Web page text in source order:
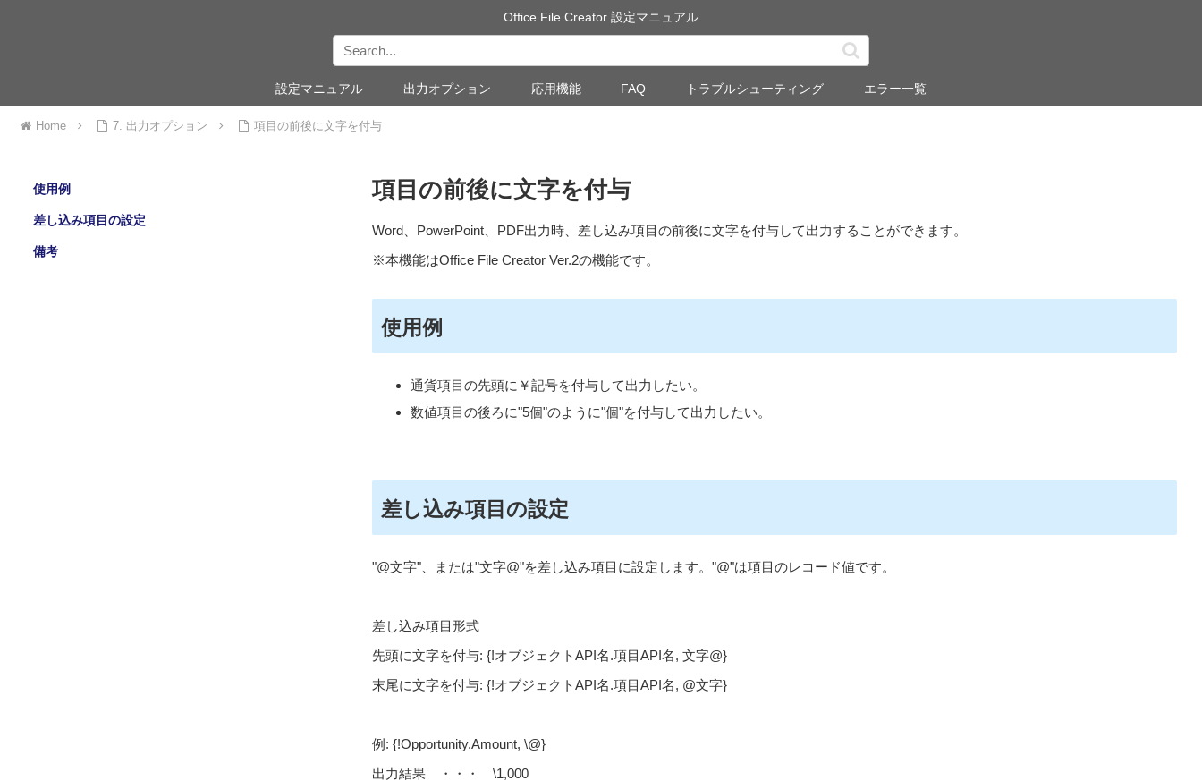
Office File Creator 設定マニュアル
設定マニュアル 出力オプション 応用機能 FAQ トラブルシューティング エラー一覧
Home 7. 出力オプション 項目の前後に文字を付与
項目の前後に文字を付与
Word、 PowerPoint、 PDF出力時、差し込み項目の前後に文字を付与して出力することができます。
※本機能はOffice File Creator Ver.2の機能です。
使用例
通貨項目の先頭に￥記号を付与して出力したい。
数値項目の後ろに"5個"のように"個"を付与して出力したい。
差し込み項目の設定
"@文字"、または"文字@"を差し込み項目に設定します。 "@"は項目のレコード値です。
差し込み項目形式
先頭に文字を付与: {!オブジェクトAPI名.項目API名, 文字@}
末尾に文字を付与: {!オブジェクトAPI名.項目API名, @文字}
例: {!Opportunity.Amount, \@}
出力結果 ・・・ \1,000
使用例
差し込み項目の設定
備考